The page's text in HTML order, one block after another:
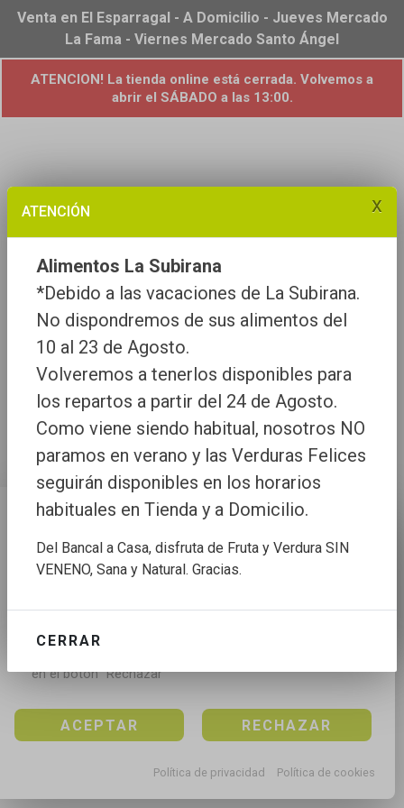
Configuración de cookies
Utilizamos cookies propias y de terceros para mejorar
nuestros servicios, para analizar el tráfico, para
análisis de la navegación.
Puedes aceptar todas las cookies pulsando en el
en el botón “Rechazar”
ACEPTAR RECHAZAR
Política de privacidad Política de cookies
ATENCIÓN x
Alimentos La Subirana
*Debido a las vacaciones de La Subirana.
No dispondremos de sus alimentos del
10 al 23 de Agosto.
Volveremos a tenerlos disponibles para
los repartos a partir del 24 de Agosto.
Como viene siendo habitual, nosotros NO
paramos en verano y las Verduras Felices
seguirán disponibles en los horarios
habituales en Tienda y a Domicilio.
Del Bancal a Casa, disfruta de Fruta y Verdura SIN
VENENO, Sana y Natural. Gracias.
CERRAR
Venta en El Esparragal - A Domicilio - Jueves Mercado
La Fama - Viernes Mercado Santo Ángel
ATENCION! La tienda online está cerrada. Volvemos a
abrir el SÁBADO a las 13:00.